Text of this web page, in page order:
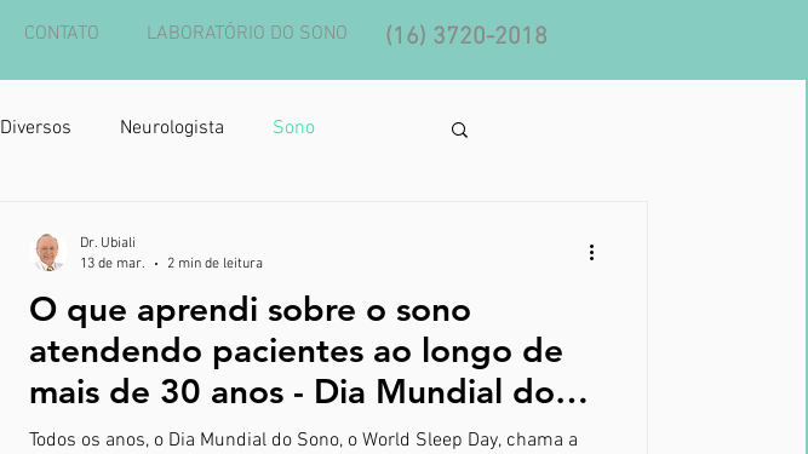
CONTATO LABORATÓRIO DO SONO (16) 3720-2018
Diversos Neurologista Sono
O que aprendi sobre o sono
atendendo pacientes ao longo de
mais de 30 anos - Dia Mundial do
Sono
Todos os anos, o Dia Mundial do Sono, o World Sleep Day, chama a
Dr. Ubiali
13 de mar.
2 min de leitura